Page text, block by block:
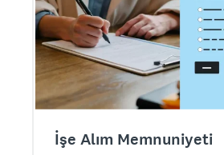
İşe Alım Memnuniyeti